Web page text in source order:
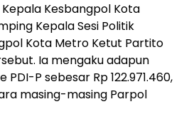
Kesbangpol Kota
Kepala Sesi Politik
Kota Metro Ketut Partito
Ia mengaku adapun
P sebesar Rp 122.971.460,
masing-masing Parpol